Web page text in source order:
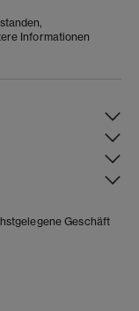
Informationen
Geschäft